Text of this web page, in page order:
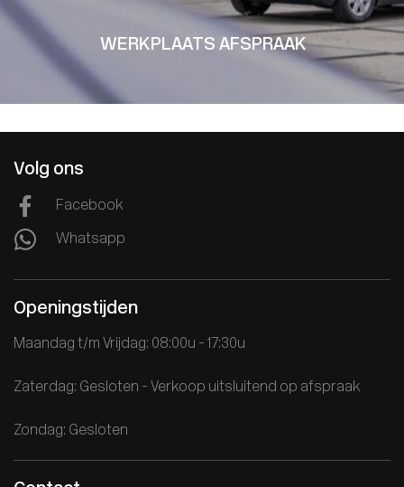
WERKPLAATS AFSPRAAK
Volg ons
Facebook
Whatsapp
Openingstijden
Maandag t/m Vrijdag: 08:00u - 17:30u
Zaterdag: Gesloten - Verkoop uitsluitend op afspraak
Zondag: Gesloten